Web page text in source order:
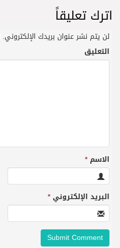
اترك تعليقاً
لن يتم نشر عنوان بريدك الإلكتروني.
التعليق
الاسم*
البريد الإلكتروني*